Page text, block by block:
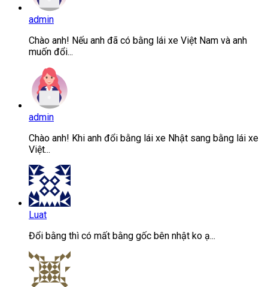
admin
Chào anh! Nếu anh đã có bằng lái xe Việt Nam và anh
muốn đổi...
admin
Chào anh! Khi anh đổi bằng lái xe Nhật sang bằng lái xe
Việt...
Luat
Đổi bằng thì có mất bằng gốc bên nhật ko ạ...